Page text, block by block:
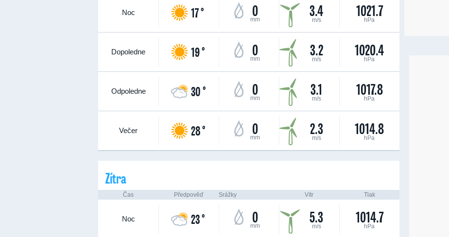
Noc 17 ° 0
mm 3.4
m/s 1021.7
hPa
Dopoledne 19 ° 0
mm 3.2
m/s 1020.4
hPa
Odpoledne 30 ° 0
mm 3.1
m/s 1017.8
hPa
Večer 28 ° 0
mm 2.3
m/s 1014.8
hPa
Zítra
Čas Předpověď Srážky Vítr Tlak
Noc 23 ° 0
mm 5.3
m/s 1014.7
hPa